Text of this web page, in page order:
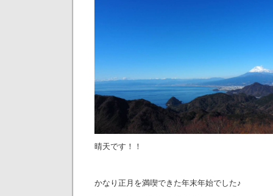
晴天です！！
かなり正月を満喫できた年末年始でした♪